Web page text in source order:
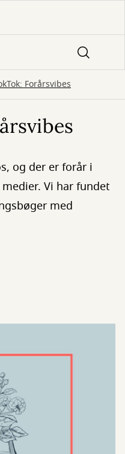
Forårsvibes
og der er forår i
Vi har fundet
med